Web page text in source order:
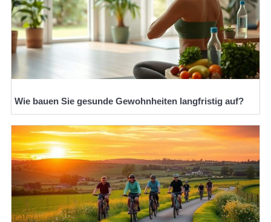
Wie bauen Sie gesunde Gewohnheiten langfristig auf?